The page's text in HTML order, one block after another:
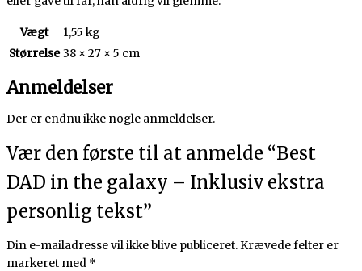
Vægt
1,55 kg
Størrelse 38 × 27 × 5 cm
Anmeldelser
Der er endnu ikke nogle anmeldelser.
Vær den første til at anmelde “Best
DAD in the galaxy – Inklusiv ekstra
personlig tekst”
Din e-mailadresse vil ikke blive publiceret.Krævede felter er
markeret med *